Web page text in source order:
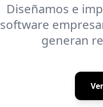
Diseñamos e
software
generan